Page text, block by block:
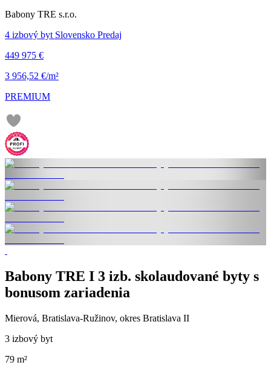
Babony TRE s.r.o.
4 izbový byt Slovensko Predaj
449 975 €
3 956,52 €/m²
PREMIUM
Babony TRE I 3 izb. skolaudované byty s
bonusom zariadenia
Mierová, Bratislava-Ružinov, okres Bratislava II
3 izbový byt
79 m²